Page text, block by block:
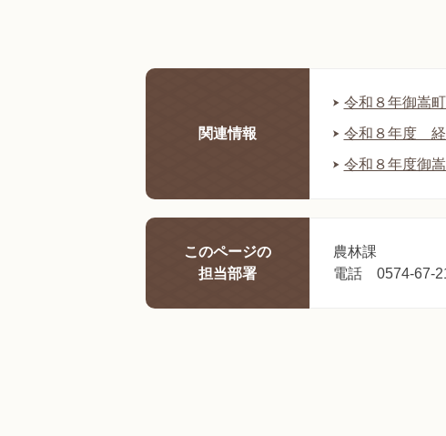
関連情報
令和８年御嵩
令和８年度 経
令和８年度御
このページの
担当部署
農林課
電話 0574-67-